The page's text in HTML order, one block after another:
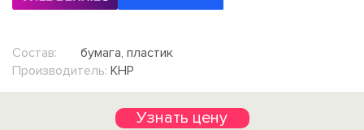
Состав:
бумага, пластик
Производитель: КНР
Узнать цену